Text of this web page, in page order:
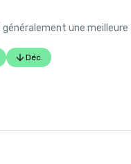
une meilleure
Déc.